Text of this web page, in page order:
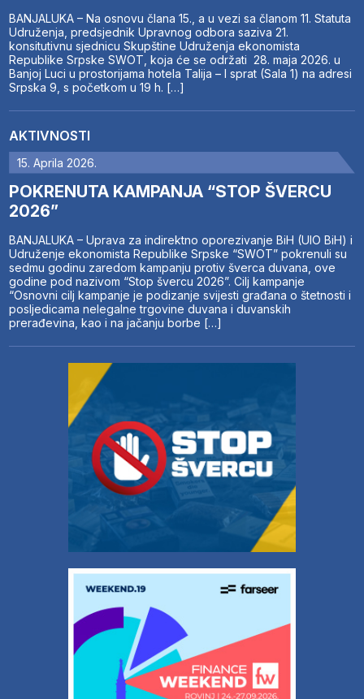
BANJALUKA – Na osnovu člana 15., a u vezi sa članom 11. Statuta
Udruženja, predsjednik Upravnog odbora saziva 21.
konsitutivnu sjednicu Skupštine Udruženja ekonomista
Republike Srpske SWOT, koja će se održati 28. maja 2026. u
Banjoj Luci u prostorijama hotela Talija – I sprat (Sala 1) na adresi
Srpska 9, s početkom u 19 h. […]
AKTIVNOSTI
15. Aprila 2026.
POKRENUTA KAMPANJA “STOP ŠVERCU
2026”
BANJALUKA – Uprava za indirektno oporezivanje BiH (UIO BiH) i
Udruženje ekonomista Republike Srpske “SWOT” pokrenuli su
sedmu godinu zaredom kampanju protiv šverca duvana, ove
godine pod nazivom “Stop švercu 2026”. Cilj kampanje
“Osnovni cilj kampanje je podizanje svijesti građana o štetnosti i
posljedicama nelegalne trgovine duvana i duvanskih
prerađevina, kao i na jačanju borbe […]